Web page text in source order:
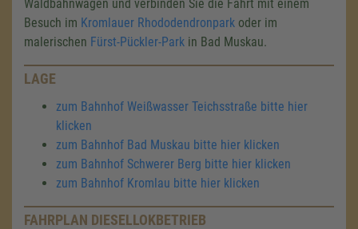
Waldbahnwagen und verbinden Sie die Fahrt mit einem
Besuch im Kromlauer Rhododendronpark oder im
malerischen Fürst-Pückler-Park in Bad Muskau.
LAGE
zum Bahnhof Weißwasser Teichsstraße bitte hier
klicken
zum Bahnhof Bad Muskau bitte hier klicken
zum Bahnhof Schwerer Berg bitte hier klicken
zum Bahnhof Kromlau bitte hier klicken
FAHRPLAN DIESELLOKBETRIEB